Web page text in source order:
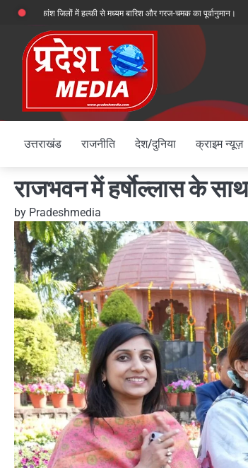
Skip
content
जिलों में हल्की से मध्यम बारिश और गरज-चमक का पूर्वानुमान। पथरेश्वर
उत्तराखंड राजनीति देश/दुनिया क्राइम न्यूज़
राजभवन में हर्षाेल्लास के
by Pradeshmedia